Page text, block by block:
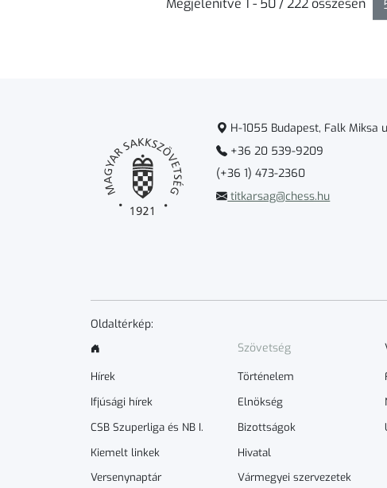
Megjelenítve 1 - 50 / 222 összesen
H-1055 Budapest, Falk Miksa
+36 20 539-9209
(+36 1) 473-2360
titkarsag@chess.hu
Oldaltérkép:
Hírek
Ifjúsági hírek
CSB Szuperliga és NB I.
Kiemelt linkek
Versenynaptár
Szövetség
Történelem
Elnökség
Bizottságok
Hivatal
Vármegyei szervezetek